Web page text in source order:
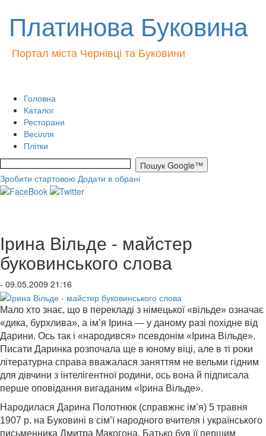
Платинова Буковина
Портал міста Чернівці та Буковини
Головна
Каталог
Ресторани
Весілля
Плітки
Зробити стартовою Додати в обрані
Ірина Вільде - майстер
буковинського слова
- 09.05.2009 21:16
Мало хто знає, що в перекладі з німецької «вільде» означає
«дика, бурхлива», а ім’я Ірина — у даному разі похідне від
Дарини. Ось так і «народився» псевдонім «Ірина Вільде».
Писати Даринка розпочала ще в юному віці, але в ті роки
літературна справа вважалася заняттям не вельми гідним
для дівчини з інтелігентної родини, ось вона й підписала
перше оповідання вигаданим «Ірина Вільде».
Народилася Дарина Полотнюк (справжнє ім’я) 5 травня
1907 р. на Буковині в сім’ї народного вчителя і українського
письменника Дмитра Макогона. Батько був її першим